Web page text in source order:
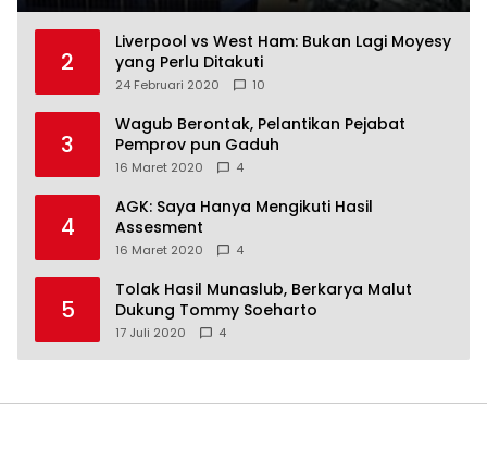
2
Liverpool vs West Ham: Bukan Lagi Moyesy
yang Perlu Ditakuti
24 Februari 2020 10
3
Wagub Berontak, Pelantikan Pejabat
Pemprov pun Gaduh
16 Maret 2020 4
4
AGK: Saya Hanya Mengikuti Hasil
Assesment
16 Maret 2020 4
5
Tolak Hasil Munaslub, Berkarya Malut
Dukung Tommy Soeharto
17 Juli 2020 4